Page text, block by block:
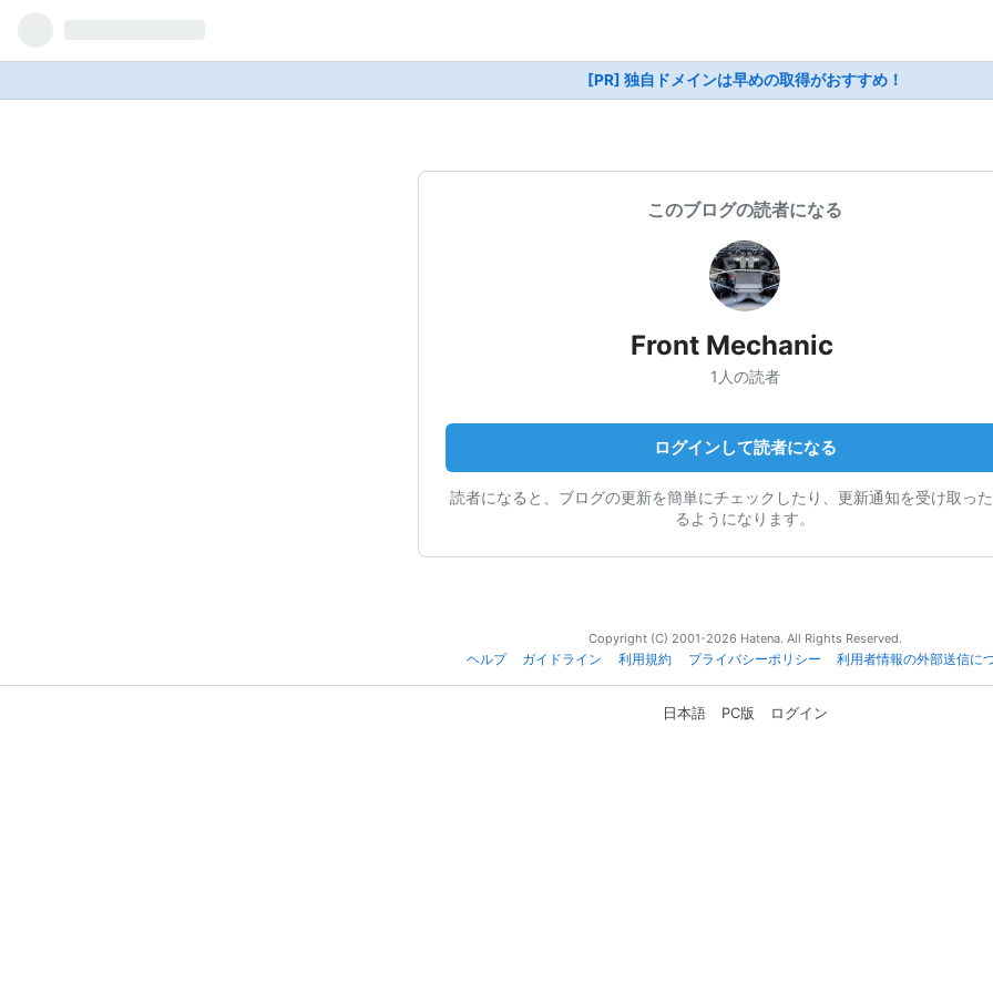
[PR] 独自ドメインは早めの取得がおすすめ！
このブログの読者になる
Front Mechanic
1人の読者
ログインして読者になる
読者になると、ブログの更新を簡単にチェックしたり、更新通知を受け取っ
るようになります。
Copyright (C) 2001-2026 Hatena. All Rights Reserved.
ヘルプ
ガイドライン 利用規約 プライバシーポリシー 利用者情報の外部送信に
日本語 PC版 ログイン